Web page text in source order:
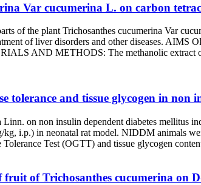
Var cucumerina L. on carbon
the plant Trichosanthes cucumerina Var
of liver disorders and other diseases. AIMS
AND METHODS: The methanolic extract
tolerance and tissue glycogen in non
on non insulin dependent diabetes
i.p.) in neonatal rat model. NIDDM animals
Test (OGTT) and tissue glycogen
of Trichosanthes cucumerina on